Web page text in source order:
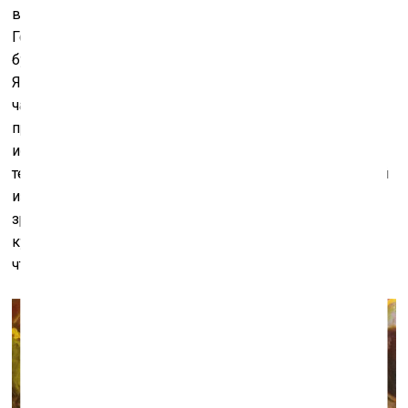
вдохновлявшиеся примитивом. Текст на картинах
Голубева – это ещё и театр, подсказка из суфлёрской
будки. Театральность – важная вещь в его искусстве.
Являющийся универсальной метафорой мира, от
частого повторения этой мысли театр сам стал
претендовать на описание всего мира больше других
искусств, но тут художник Голубев может поспорить с
театром и готов составить ему конкуренцию. На одной
из его работ изображена семья, выходящая из
зрительного зала театра (или, может быть, дома
культуры) с вопросом «Почему нам не показывают
что-нибудь хорошее?»